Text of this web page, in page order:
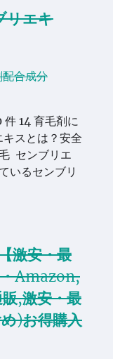
リエキ
合成分
件 14 育毛剤に
スとは？安全
センブリエ
いるセンブリ
激安・最
Amazon,
,激安・最
)お得購入